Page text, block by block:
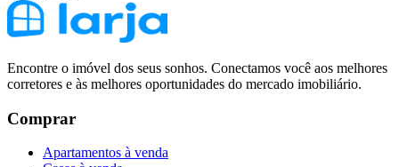
Encontre o imóvel dos seus sonhos. Conectamos você aos melhores
corretores e às melhores oportunidades do mercado imobiliário.
Comprar
Apartamentos à venda